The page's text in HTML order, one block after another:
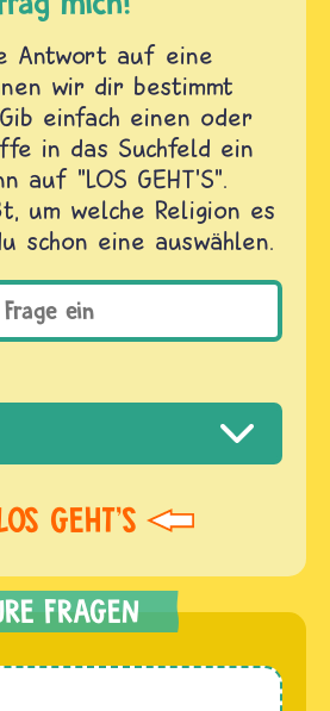
Antwort auf eine
wir dir bestimmt
einfach einen oder
in das Suchfeld ein
auf "LOS GEHT'S".
um welche Religion es
schon eine auswählen.